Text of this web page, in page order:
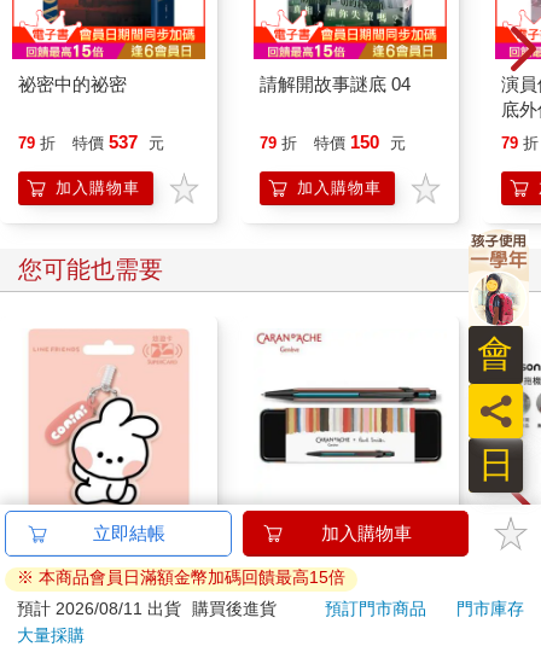
祕密中的祕密
79 折 特價 537 元
加入購物車
請解開故事謎底 04
79 折 特價 150 元
加入購物車
演
底
79 折
您可能也需要
minini SuperCard名牌
造型悠遊卡-conini【受
託代銷】
特價 179 元
卡達CARAN D'ACHE
849 Paul Smith 原子筆
ED.5 條紋黑
特價 2560 元
【
器
特價
立即結帳 加入購物車
※ 本商品會員日滿額金幣加碼回饋最高15倍
預計 2026/08/11 出貨
購買後進貨 預訂門市商品
門市庫存
大量採購
日
員
會